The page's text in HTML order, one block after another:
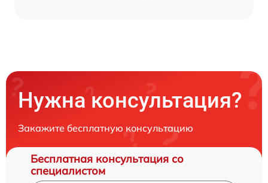
Нужна консультация?
Закажите бесплатную консультацию
Бесплатная консультация со
специалистом